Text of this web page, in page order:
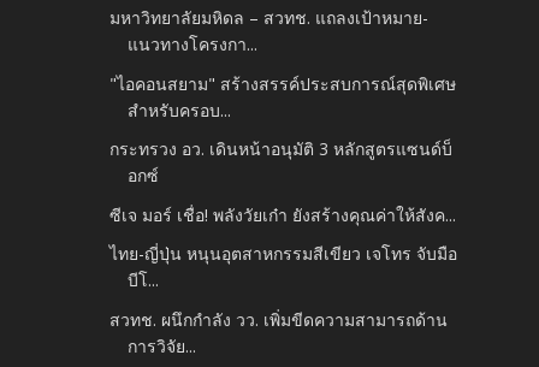
มหาวิทยาลัยมหิดล – สวทช. แถลงเป้าหมาย-
แนวทางโครงกา...
"ไอคอนสยาม" สร้างสรรค์ประสบการณ์สุดพิเศษ
สำหรับครอบ...
กระทรวง อว. เดินหน้าอนุมัติ 3 หลักสูตรแซนด์บ็
อกซ์
ซีเจ มอร์ เชื่อ! พลังวัยเก๋า ยังสร้างคุณค่าให้สังค...
ไทย-ญี่ปุ่น หนุนอุตสาหกรรมสีเขียว เจโทร จับมือ
บีโ...
สวทช. ผนึกกำลัง วว. เพิ่มขีดความสามารถด้าน
การวิจัย...